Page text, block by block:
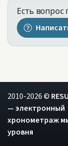
Есть вопрос
2010-2026 ©
— электронный
хронометраж
уровня